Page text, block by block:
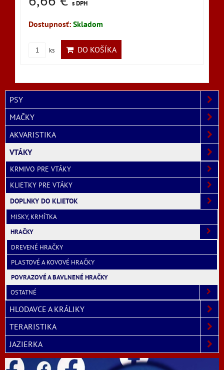
s DPH
Dostupnosť: Skladom
ks DO KOŠÍKA
PSY
MAČKY
AKVARISTIKA
VTÁKY
KRMIVO PRE VTÁKY
KLIETKY PRE VTÁKY
DOPLNKY DO KLIETOK
MISKY, KRMÍTKA
HRAČKY
DREVENÉ HRAČKY
PLASTOVÉ A KOVOVÉ HRAČKY
POVRAZOVÉ A BAVLNENÉ HRAČKY
OSTATNÉ
HLODAVCE A KRÁLIKY
TERARISTIKA
JAZIERKA